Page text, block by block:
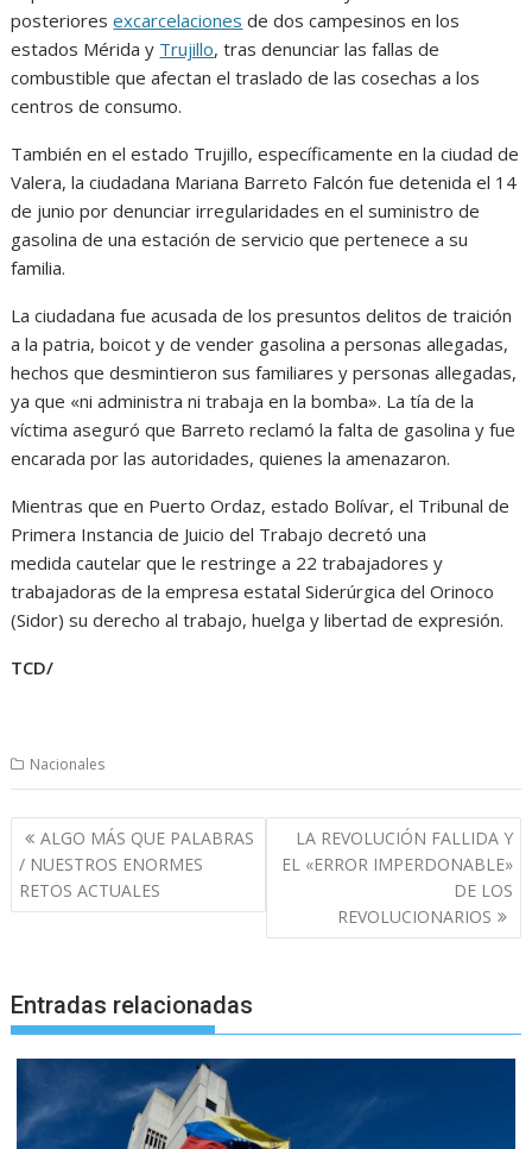
posterioresexcarcelaciones de dos campesinos en los
estados Mérida y Trujillo, tras denunciar las fallas de
combustible que afectan el traslado de las cosechas a los
centros de consumo.
También en el estado Trujillo, específicamente en la ciudad de
Valera, la ciudadana Mariana Barreto Falcón fue detenida el 14
de junio por denunciar irregularidades en el suministro de
gasolina de una estación de servicio que pertenece a su
familia.
La ciudadana fue acusada de los presuntos delitos de traición
a la patria, boicot y de vender gasolina a personas allegadas,
hechos que desmintieron sus familiares y personas allegadas,
ya que «ni administra ni trabaja en la bomba». La tía de la
víctima aseguró que Barreto reclamó la falta de gasolina y fue
encarada por las autoridades, quienes la amenazaron.
Mientras que en Puerto Ordaz, estado Bolívar, el Tribunal de
Primera Instancia de Juicio del Trabajo decretó una
medida cautelar que le restringe a 22 trabajadores y
trabajadoras de la empresa estatal Siderúrgica del Orinoco
(Sidor) su derecho al trabajo, huelga y libertad de expresión.
TCD/
Nacionales
Navegación
de
entradas
ALGO MÁS QUE PALABRAS
/ NUESTROS ENORMES
RETOS ACTUALES
LA REVOLUCIÓN FALLIDA Y
EL «ERROR IMPERDONABLE»
DE LOS
REVOLUCIONARIOS
Entradas relacionadas